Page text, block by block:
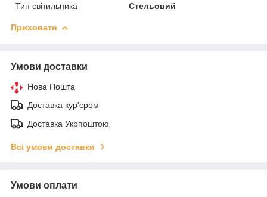
Тип світильника
Стельовий
Приховати
Умови доставки
Нова Пошта
Доставка кур'єром
Доставка Укрпоштою
Всі умови доставки
Умови оплати